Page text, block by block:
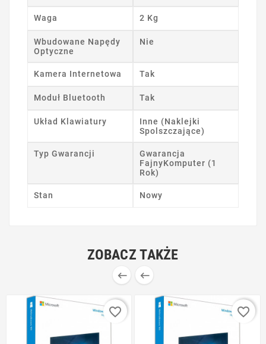
Waga 2 Kg
Wbudowane Napędy
Optyczne
Nie
Kamera Internetowa Tak
Moduł Bluetooth Tak
Układ Klawiatury
Inne (Naklejki
Spolszczające)
Typ Gwarancji
Gwarancja
FajnyKomputer (1
Rok)
Stan Nowy
ZOBACZ TAKŻE
 
favorite_border favorite_border